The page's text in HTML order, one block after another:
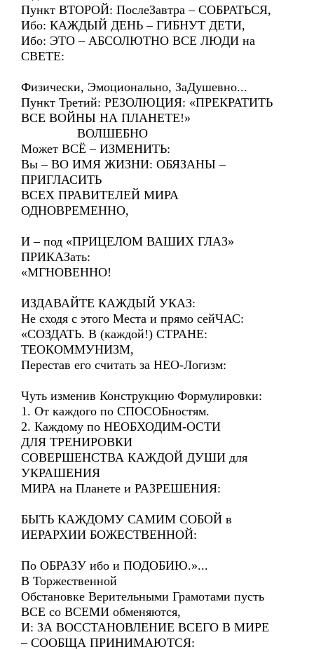
Пункт ВТОРОЙ: ПослеЗавтра – СОБРАТЬСЯ,
Ибо: КАЖДЫЙ ДЕНЬ – ГИБНУТ ДЕТИ,
Ибо: ЭТО – АБСОЛЮТНО ВСЕ ЛЮДИ на
СВЕТЕ:
Физически, Эмоционально, ЗаДушевно...
Пункт Третий: РЕЗОЛЮЦИЯ: «ПРЕКРАТИТЬ
ВСЕ ВОЙНЫ НА ПЛАНЕТЕ!»
ВОЛШЕБНО
Может ВСЁ – ИЗМЕНИТЬ:
Вы – ВО ИМЯ ЖИЗНИ: ОБЯЗАНЫ –
ПРИГЛАСИТЬ
ВСЕХ ПРАВИТЕЛЕЙ МИРА
ОДНОВРЕМЕННО,
И – под «ПРИЦЕЛОМ ВАШИХ ГЛАЗ»
ПРИКАЗать:
«МГНОВЕННО!
ИЗДАВАЙТЕ КАЖДЫЙ УКАЗ:
Не сходя с этого Места и прямо сейЧАС:
«СОЗДАТЬ. В (каждой!) СТРАНЕ:
ТЕОКОММУНИЗМ,
Перестав его считать за НЕО-Логизм:
Чуть изменив Конструкцию Формулировки:
1. От каждого по СПОСОБностям.
2. Каждому по НЕОБХОДИМ-ОСТИ
ДЛЯ ТРЕНИРОВКИ
СОВЕРШЕНСТВА КАЖДОЙ ДУШИ для
УКРАШЕНИЯ
МИРА на Планете и РАЗРЕШЕНИЯ:
БЫТЬ КАЖДОМУ САМИМ СОБОЙ в
ИЕРАРХИИ БОЖЕСТВЕННОЙ:
По ОБРАЗУ ибо и ПОДОБИЮ.»...
В Торжественной
Обстановке Верительными Грамотами пусть
ВСЕ со ВСЕМИ обменяются,
И: ЗА ВОССТАНОВЛЕНИЕ ВСЕГО В МИРЕ
– СООБЩА ПРИНИМАЮТСЯ: